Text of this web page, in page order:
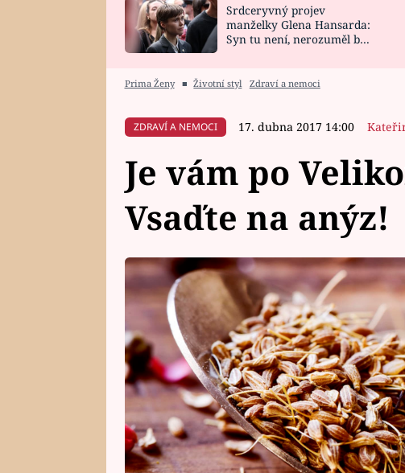
HOROSKOP NA
CELEBRITY
VAŘENÍ
Srdceryvný projev
manželky Glena Hansarda:
Syn tu není, nerozuměl by
Prima Ženy ■ Životní styl Zdraví a nemoci
ZDRAVÍ A NEMOCI 17. dubna 2017 14:00
Je vám po
Vsaďte na anýz!